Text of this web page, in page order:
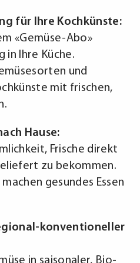
für Ihre Kochkünste:
«Gemüse-Abo»
in Ihre Küche.
und
mit frischen,
Hause:
Frische direkt
zu bekommen.
gesundes Essen
konventioneller
in saisonaler, Bio-